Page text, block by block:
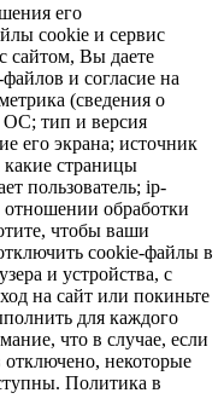
его
cookie и сервис
сайтом, Вы даете
и согласие на
(сведения о
ОС; тип и версия
его экрана; источник
какие страницы
пользователь; ip-
отношении обработки
чтобы ваши
cookie-файлы в
и устройства, с
на сайт или покиньте
для каждого
что в случае, если
некоторые
Политика в